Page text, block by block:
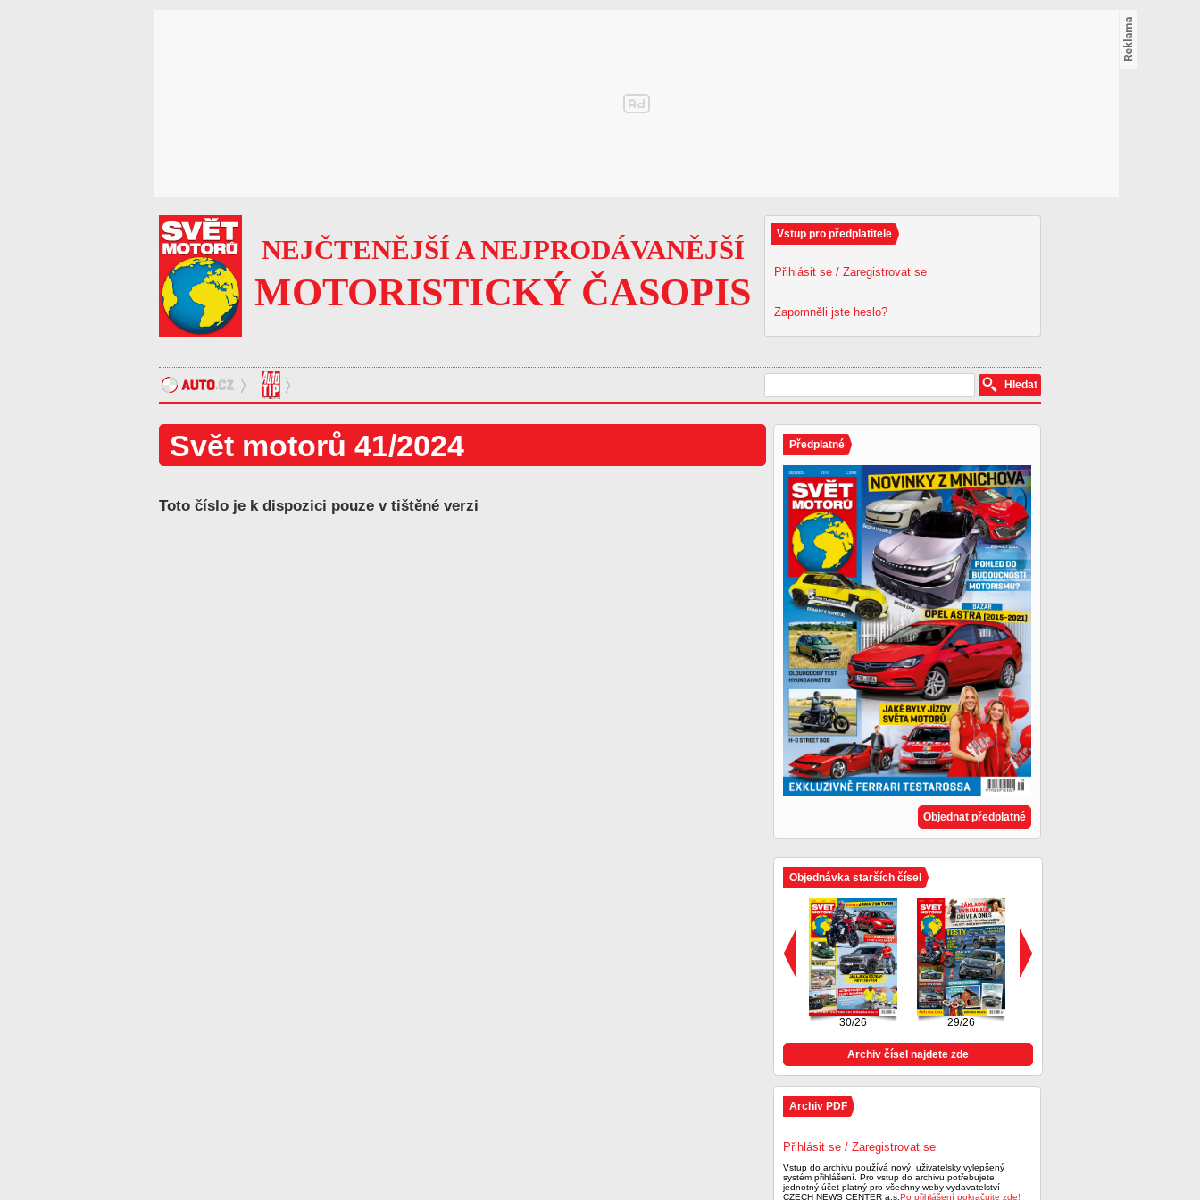
Vstup pro předplatitele
Přihlásit se / Zaregistrovat se
Zapomněli jste heslo?
NEJČTENĚJŠÍ A NEJPRODÁVANĚJŠÍ
MOTORISTICKÝ ČASOPIS
Svět motorů 41/2024
Toto číslo je k dispozici pouze v tištěné verzi
Předplatné
Objednat předplatné
Objednávka starších čísel
30/26 29/26
Archiv čísel najdete zde
Archiv PDF
Přihlásit se / Zaregistrovat se
Vstup do archivu používá nový, uživatelsky vylepšený
systém přihlášení. Pro vstup do archivu potřebujete
jednotný účet platný pro všechny weby vydavatelství
CZECH NEWS CENTER a.s. Po přihlášení pokračujte zde!